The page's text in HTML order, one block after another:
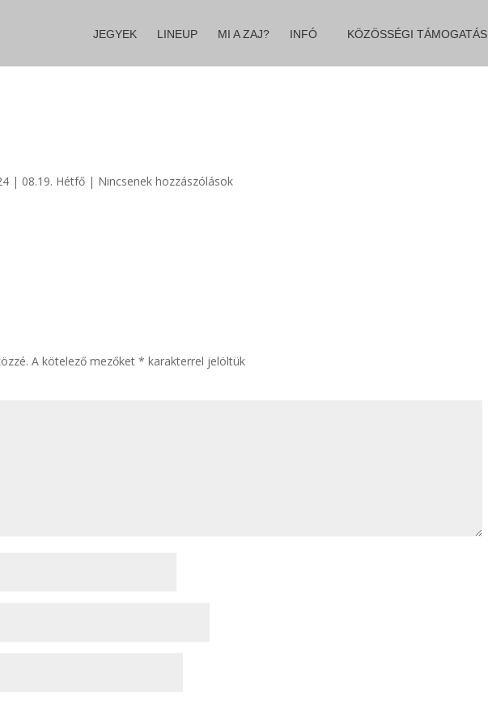
JEGYEK LINEUP MI A ZAJ? INFÓ KÖZÖSSÉGI TÁMOGATÁS
| 08.19. Hétfő | Nincsenek hozzászólások
A kötelező mezőket* karakterrel jelöltük